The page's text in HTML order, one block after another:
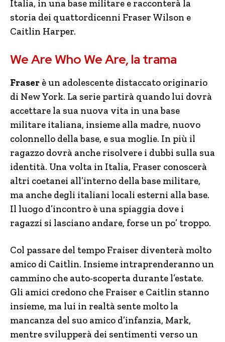
Italia, in una base militare e racconterà la
storia dei quattordicenni Fraser Wilson e
Caitlin Harper.
We Are Who We Are, la trama
Fraser è un adolescente distaccato originario
di New York. La serie partirà quando lui dovrà
accettare la sua nuova vita in una base
militare italiana, insieme alla madre, nuovo
colonnello della base, e sua moglie. In più il
ragazzo dovrà anche risolvere i dubbi sulla sua
identità. Una volta in Italia, Fraser conoscerà
altri coetanei all’interno della base militare,
ma anche degli italiani locali esterni alla base.
Il luogo d’incontro è una spiaggia dove i
ragazzi si lasciano andare, forse un po’ troppo.
Col passare del tempo Fraiser diventerà molto
amico di Caitlin. Insieme intraprenderanno un
cammino che auto-scoperta durante l’estate.
Gli amici credono che Fraiser e Caitlin stanno
insieme, ma lui in realtà sente molto la
mancanza del suo amico d’infanzia, Mark,
mentre svilupperà dei sentimenti verso un